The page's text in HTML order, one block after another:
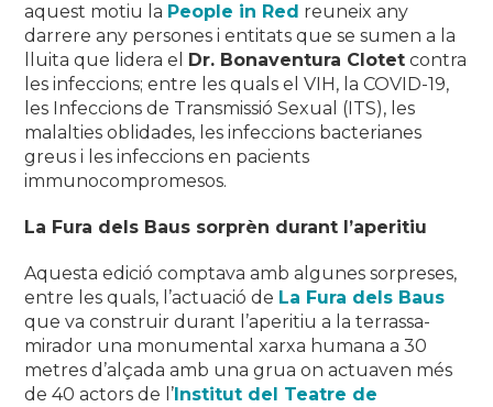
aquest motiu la People in Red reuneix any
darrere any persones i entitats que se sumen a la
lluita que lidera el
Dr. Bonaventura Clotet contra
les infeccions; entre les quals el VIH, la COVID-19,
les Infeccions de Transmissió Sexual (ITS), les
malalties oblidades, les infeccions bacterianes
greus i les infeccions en pacients
immunocompromesos.
La Fura dels Baus sorprèn durant l’aperitiu
Aquesta edició comptava amb algunes sorpreses,
entre les quals, l’actuació de La Fura dels Baus
que va construir durant l’aperitiu a la terrassa-
mirador una monumental xarxa humana a 30
metres d’alçada amb una grua on actuaven més
de 40 actors de l’ Institut del Teatre de